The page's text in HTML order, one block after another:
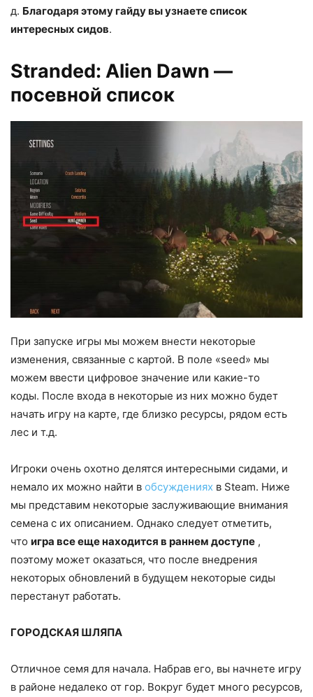
д. Благодаря этому гайду вы узнаете список
интересных сидов.
Stranded: Alien Dawn —
посевной список
При запуске игры мы можем внести некоторые
изменения, связанные с картой. В поле «seed» мы
можем ввести цифровое значение или какие-то
коды. После входа в некоторые из них можно будет
начать игру на карте, где близко ресурсы, рядом есть
лес и т.д.
Игроки очень охотно делятся интересными сидами, и
немало их можно найти в обсуждениях в Steam. Ниже
мы представим некоторые заслуживающие внимания
семена с их описанием. Однако следует отметить,
что игра все еще находится в раннем доступе ,
поэтому может оказаться, что после внедрения
некоторых обновлений в будущем некоторые сиды
перестанут работать.
ГОРОДСКАЯ ШЛЯПА
Отличное семя для начала. Набрав его, вы начнете игру
в районе недалеко от гор. Вокруг будет много ресурсов,